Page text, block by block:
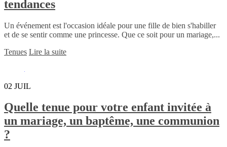
tendances
Un événement est l'occasion idéale pour une fille de bien s'habiller
et de se sentir comme une princesse. Que ce soit pour un mariage,...
Tenues Lire la suite
02 JUIL
Quelle tenue pour votre enfant invitée à
un mariage, un baptême, une communion
?